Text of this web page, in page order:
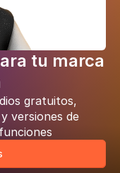
tu marca
gratuitos,
versiones de